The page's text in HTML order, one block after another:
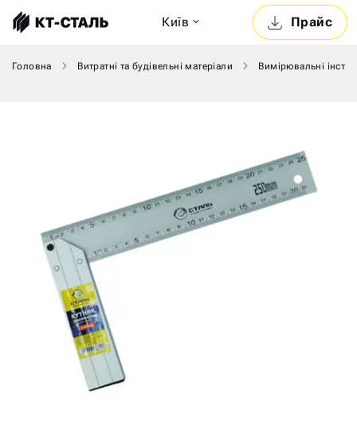
Прайс
Київ
Головна Витратні та будівельні матеріали Вимірювальні